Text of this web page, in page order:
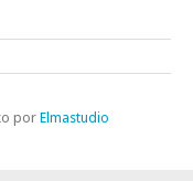
por Elmastudio